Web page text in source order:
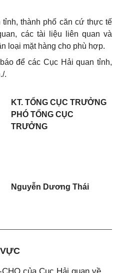
thành phố căn cứ thực tế
các tài liệu liên quan và
loại mặt hàng cho phù hợp.
để các Cục Hải quan tỉnh,
.
KT. TỔNG CỤC TRƯỞNG
PHÓ TỔNG CỤC
TRƯỞNG
Nguyễn Dương Thái